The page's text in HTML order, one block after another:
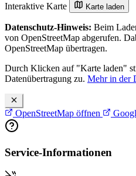
Interaktive Karte Karte laden
Datenschutz-Hinweis: Beim
von OpenStreetMap abgerufen.
OpenStreetMap übertragen.
Durch Klicken auf "Karte laden"
Datenübertragung zu. Mehr in der
OpenStreetMap öffnen
Service-Informationen